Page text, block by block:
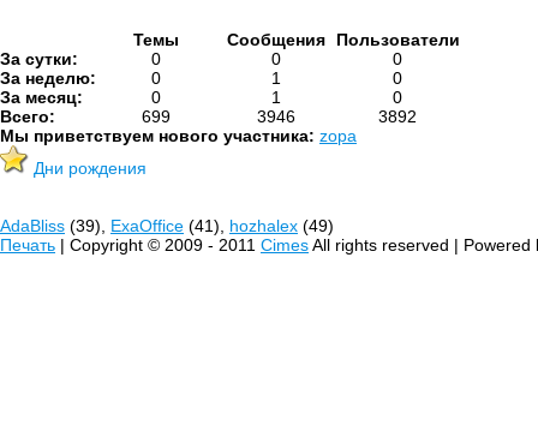
Темы Сообщения
Пользователи
За сутки:
0 0
0
За неделю:
0 1
0
За месяц:
0 1
0
Всего:
699 3946
3892
Мы приветствуем нового участника: zopa
Дни рождения
AdaBliss (39), ExaOffice (41), hozhalex (49)
Печать | Copyright © 2009 - 2011 CimesAll rights reserved |